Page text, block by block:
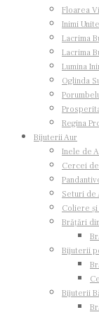
Floarea
Inimi
Lacrima
Lacrima
Lumina
Oglinda
Regina
Bijuterii Aur
Inele de
Cercei
Seturi de
Coliere și
Brățări
Bijuterii
Bijuterii